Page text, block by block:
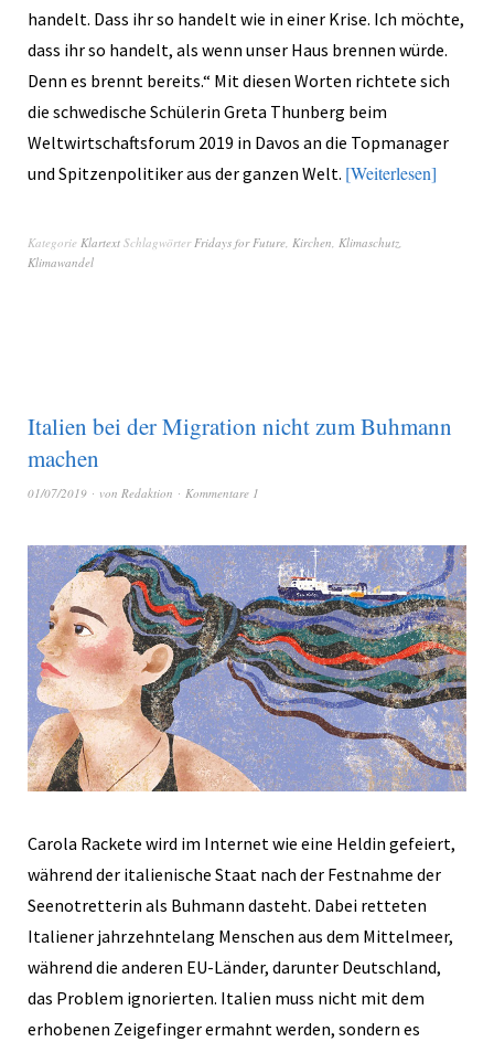
handelt. Dass ihr so handelt wie in einer Krise. Ich möchte,
dass ihr so handelt, als wenn unser Haus brennen würde.
Denn es brennt bereits.“ Mit diesen Worten richtete sich
die schwedische Schülerin Greta Thunberg beim
Weltwirtschaftsforum 2019 in Davos an die Topmanager
und Spitzenpolitiker aus der ganzen Welt. Weiterlesen
Kategorie Klartext Schlagwörter Fridays for Future Kirchen Klimaschutz
Klimawandel
Italien bei der Migration nicht zum Buhmann
machen
01/07/2019 von Redaktion Kommentare 1
Carola Rackete wird im Internet wie eine Heldin gefeiert,
während der italienische Staat nach der Festnahme der
Seenotretterin als Buhmann dasteht. Dabei retteten
Italiener jahrzehntelang Menschen aus dem Mittelmeer,
während die anderen EU-Länder, darunter Deutschland,
das Problem ignorierten. Italien muss nicht mit dem
erhobenen Zeigefinger ermahnt werden, sondern es